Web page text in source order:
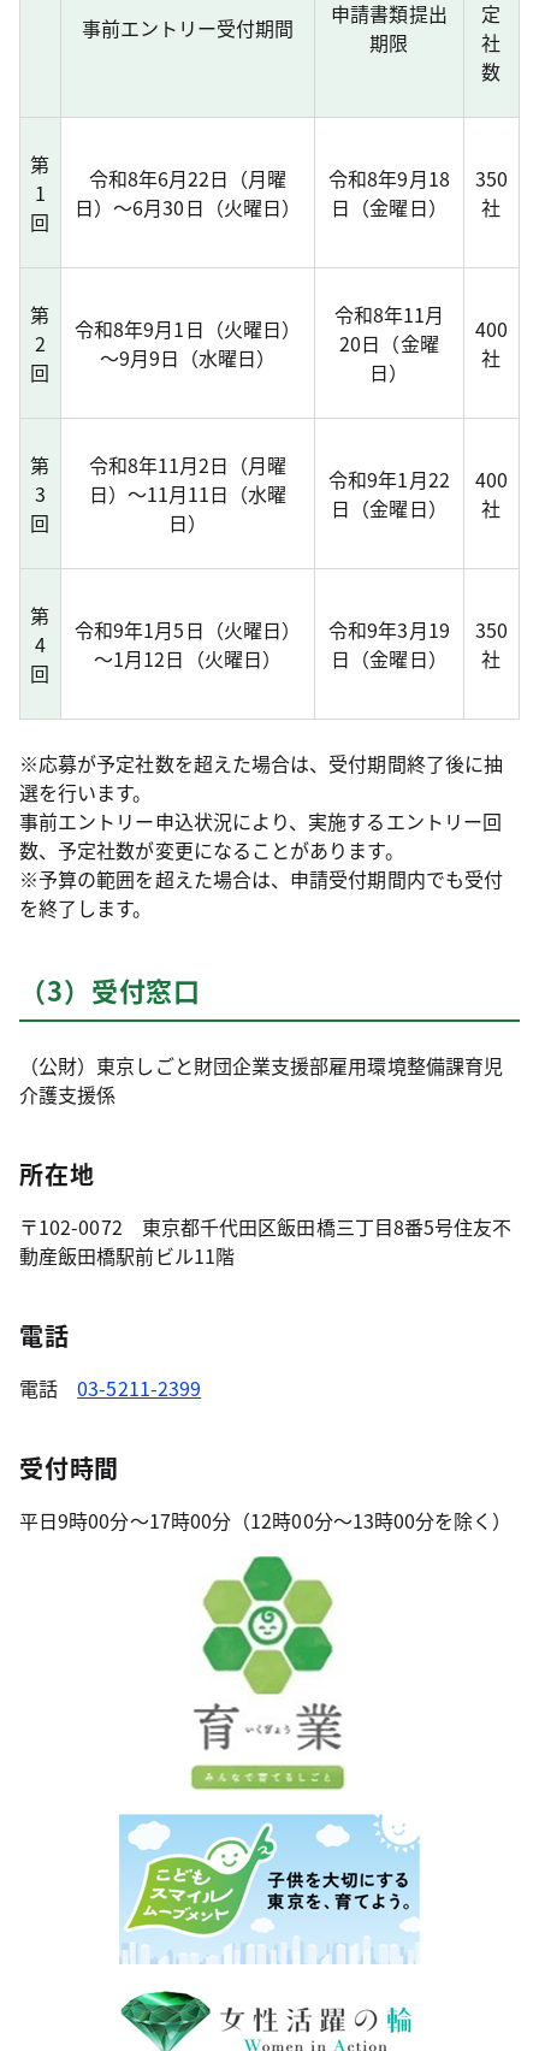
事前エントリー受付期間
申請書類提出
期限
定
社
数
第
1
回
令和8年6月22日（月曜
日）～6月30日（火曜日）
令和8年9月18
日（金曜日）
350
社
第
2
回
令和8年9月1日（火曜日）
～9月9日（水曜日）
令和8年11月
20日（金曜
日）
400
社
第
3
回
令和8年11月2日（月曜
日）～11月11日（水曜
日）
令和9年1月22
日（金曜日）
400
社
第
4
回
令和9年1月5日（火曜日）
～1月12日（火曜日）
令和9年3月19
日（金曜日）
350
社
※応募が予定社数を超えた場合は、受付期間終了後に抽
選を行います。
事前エントリー申込状況により、実施するエントリー回
数、予定社数が変更になることがあります。
※予算の範囲を超えた場合は、申請受付期間内でも受付
を終了します。
（3）受付窓口
（公財）東京しごと財団企業支援部雇用環境整備課育児
介護支援係
所在地
〒102-0072 東京都千代田区飯田橋三丁目8番5号住友不
動産飯田橋駅前ビル11階
電話
電話03-5211-2399
受付時間
平日9時00分～17時00分（12時00分～13時00分を除く）